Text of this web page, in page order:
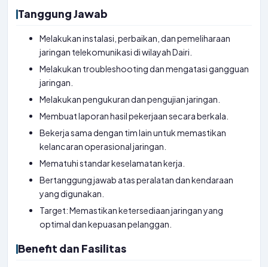
Tanggung Jawab
Melakukan instalasi, perbaikan, dan pemeliharaan
jaringan telekomunikasi di wilayah Dairi.
Melakukan troubleshooting dan mengatasi gangguan
jaringan.
Melakukan pengukuran dan pengujian jaringan.
Membuat laporan hasil pekerjaan secara berkala.
Bekerja sama dengan tim lain untuk memastikan
kelancaran operasional jaringan.
Mematuhi standar keselamatan kerja.
Bertanggung jawab atas peralatan dan kendaraan
yang digunakan.
Target: Memastikan ketersediaan jaringan yang
optimal dan kepuasan pelanggan.
Benefit dan Fasilitas